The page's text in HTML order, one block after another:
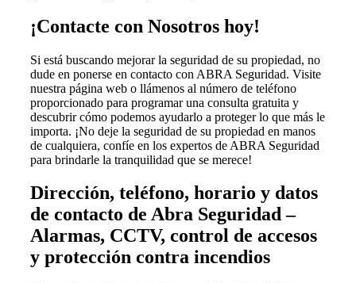
¡Contacte con Nosotros hoy!
Si está buscando mejorar la seguridad de su propiedad, no
dude en ponerse en contacto con ABRA Seguridad. Visite
nuestra página web o llámenos al número de teléfono
proporcionado para programar una consulta gratuita y
descubrir cómo podemos ayudarlo a proteger lo que más le
importa. ¡No deje la seguridad de su propiedad en manos
de cualquiera, confíe en los expertos de ABRA Seguridad
para brindarle la tranquilidad que se merece!
Dirección, teléfono, horario y datos
de contacto de Abra Seguridad –
Alarmas, CCTV, control de accesos
y protección contra incendios